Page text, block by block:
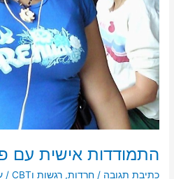
התמודדות אישית עם
כתיבת תגובה /חרדות,רגשות וCBT /